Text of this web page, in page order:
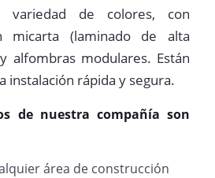
variedad de colores, con
micarta (laminado de alta
alfombras modulares. Están
instalación rápida y segura.
de nuestra compañía son
área de construcción